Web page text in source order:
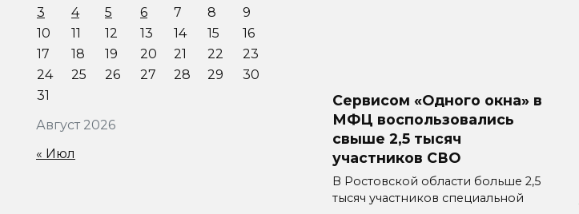
Сервисом «Одного окна» в
МФЦ воспользовались
свыше 2,5 тысяч
участников СВО
В Ростовской области больше 2,5
тысяч участников специальной
Август 2026
3
4 5 6 7 8
9
10
11 12 13 14 15
16
17
18 19 20 21 22
23
24
25 26 27 28 29
30
31
« Июл